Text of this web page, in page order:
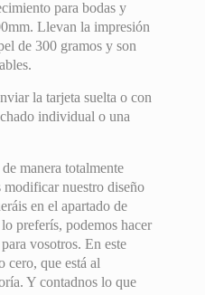
para bodas y
Llevan la impresión
de 300 gramos y son
la tarjeta suelta o con
individual o una
manera totalmente
modificar nuestro diseño
en el apartado de
preferís, podemos hacer
vosotros. En este
cero, que está al
Y contadnos lo que